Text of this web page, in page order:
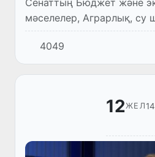
мәселелер, Аграрлық, су
мәселелері мен экология
Халықаралық
экономикалық
инвестиция...
4049
12ЖЕЛ